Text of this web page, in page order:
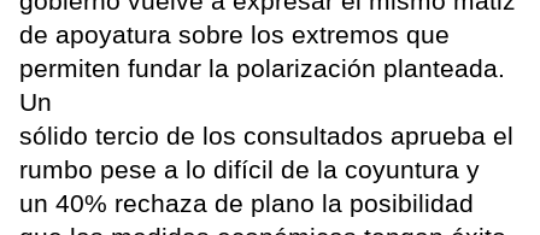
de apoyatura sobre los extremos que
permiten fundar la polarización planteada.
Un
sólido tercio de los consultados aprueba el
rumbo pese a lo difícil de la coyuntura y
un 40% rechaza de plano la posibilidad